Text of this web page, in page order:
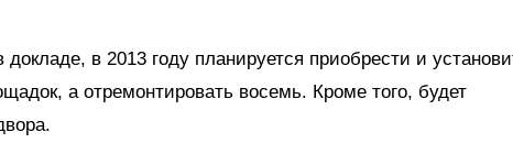
докладе, в 2013 году планируется приобрести и
а отремонтировать восемь. Кроме того, будет